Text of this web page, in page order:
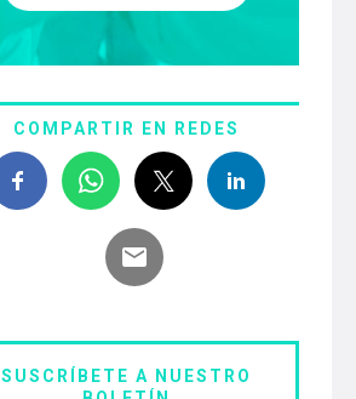
COMPARTIR EN REDES
SUSCRÍBETE A NUESTRO